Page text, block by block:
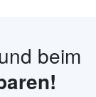
beim